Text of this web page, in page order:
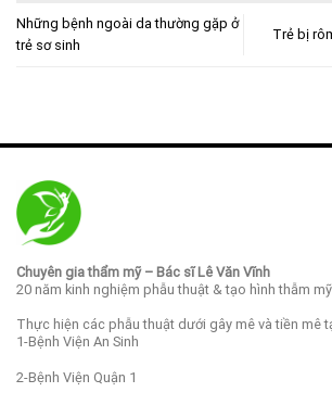
Những bệnh ngoài da thường gặp ở
trẻ sơ sinh
Trẻ bị
Chuyên gia thẩm mỹ – Bác sĩ Lê Văn Vĩnh
20 năm kinh nghiệm phẫu thuật & tạo hình thẫm mỹ.
Thực hiện các phẫu thuật dưới gây mê và tiền mê
1-Bệnh Viện An Sinh
2-Bệnh Viện Quận 1